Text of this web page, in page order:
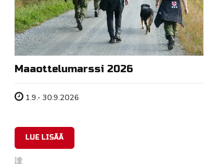
Maaottelumarssi 2026
Tapahtuman ajankohta
1.9.- 30.9.2026
LUE LISÄÄ